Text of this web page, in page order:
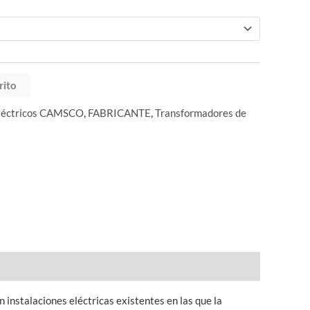
CAMSCO, FABRICANTE,Transformadores de
instalaciones eléctricas existentes en las que la